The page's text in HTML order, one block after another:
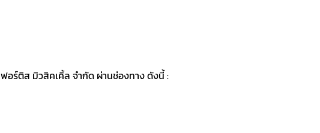
อร์ติส มิวสิคเคิ้ล จำกัด ผ่านช่องทาง ดังนี้ :